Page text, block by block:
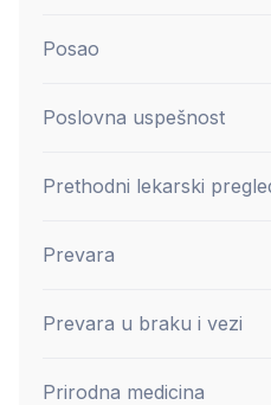
Posao
Poslovna uspešnost
Prethodni lekarski
Prevara
Prevara u braku i vezi
Prirodna medicina